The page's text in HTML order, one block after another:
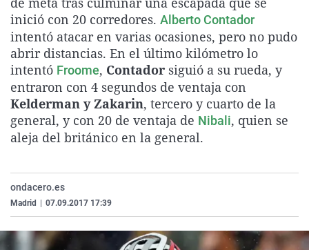
La rosa de los vientos
Gente viajera
Como el perro y el
Caso
Retornados
Equipo de
Operación Viuda
Extremadura
Galicia
La Rioja
Navarra
País Vasco
Virales
Televisión
Elecciones
inició con 20 corredores. Alberto Contador
intentó atacar en varias ocasiones, pero no pudo
abrir distancias. En el último kilómetro lo
intentó Froome, Contador siguió a su rueda, y
entraron con 4 segundos de ventaja con
Kelderman y Zakarin, tercero y cuarto de la
general, y con 20 de ventaja de Nibali, quien se
aleja del británico en la general.
ondacero.es
Madrid 07.09.2017 17:39